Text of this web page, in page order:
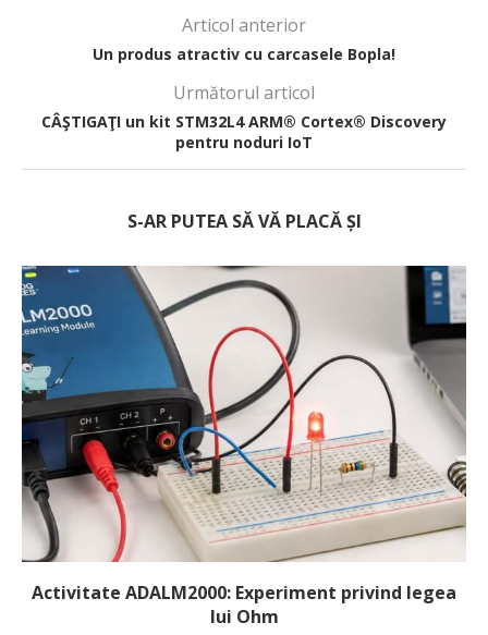
Articol anterior
Un produs atractiv cu carcasele Bopla!
Următorul articol
CÂŞTIGAŢI un kit STM32L4 ARM® Cortex® Discovery
pentru noduri IoT
S-AR PUTEA SĂ VĂ PLACĂ ȘI
Activitate ADALM2000: Experiment privind legea
lui Ohm